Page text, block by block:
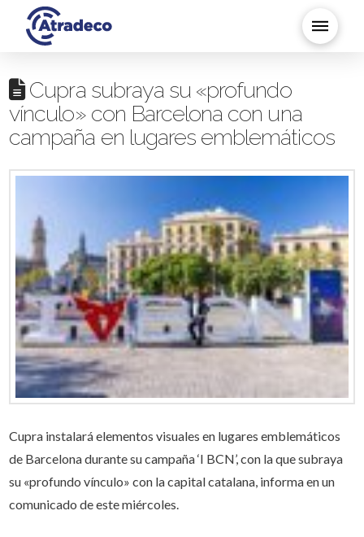
Cupra subraya su «profundo
vínculo» con Barcelona con una
campaña en lugares emblemáticos
Cupra instalará elementos visuales en lugares emblemáticos
de Barcelona durante su campaña ‘I BCN’, con la que subraya
su «profundo vínculo» con la capital catalana, informa en un
comunicado de este miércoles.